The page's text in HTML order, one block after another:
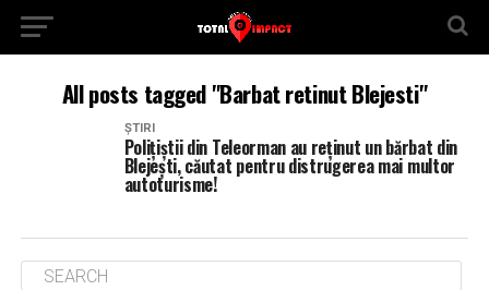
All posts tagged "Barbat retinut Blejesti"
ȘTIRI
Polițiștii din Teleorman au reținut un bărbat din
Blejești, căutat pentru distrugerea mai multor
autoturisme!